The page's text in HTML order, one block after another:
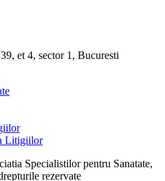
et 4, sector 1, Bucuresti
Litigiilor
Specialistilor pentru Sanatate,
rezervate